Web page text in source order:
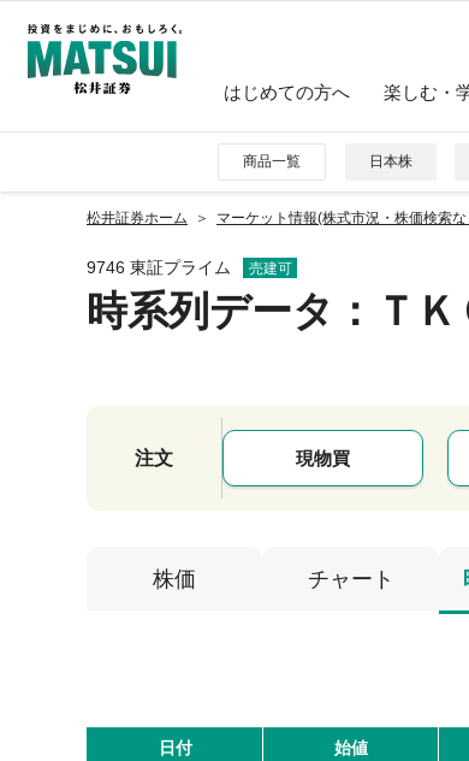
はじめての方へ 楽しむ・
商品一覧 日本株
松井証券ホーム マーケット情報(株式市況・株価検索
9746 東証プライム 売建可
時系列データ ：ＴＫ
注文 現物買
株価 チャート
日付 始値